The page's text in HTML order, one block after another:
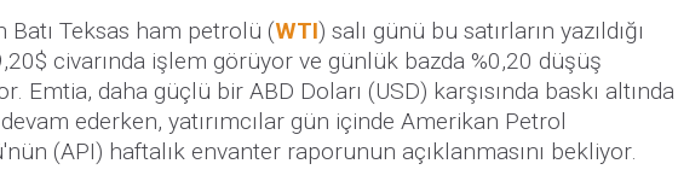
Batı Teksas ham petrolü (WTI) salı günü bu satırların yazıldığı
civarında işlem görüyor ve günlük bazda %0,20 düşüş
Emtia, daha güçlü bir ABD Doları (USD) karşısında baskı altında
ederken, yatırımcılar gün içinde Amerikan Petrol
(API) haftalık envanter raporunun açıklanmasını bekliyor.